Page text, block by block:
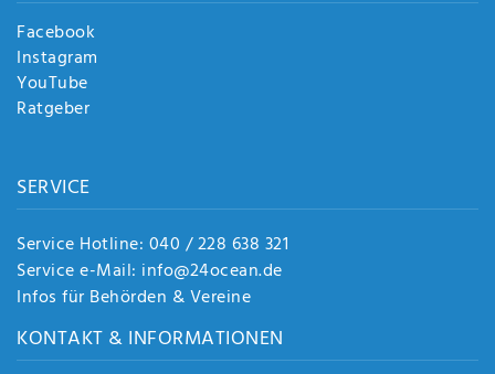
Facebook
Instagram
YouTube
Ratgeber
SERVICE
Service Hotline: 040 / 228 638 321
Service e-Mail: info@24ocean.de
Infos für Behörden & Vereine
KONTAKT & INFORMATIONEN